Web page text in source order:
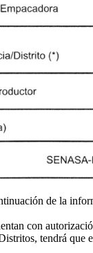
de la
con
tendrá que